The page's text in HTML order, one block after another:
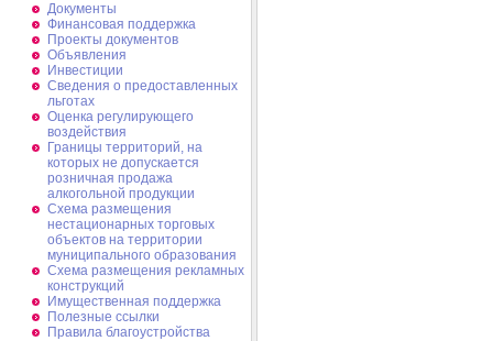
Документы
Финансовая поддержка
Проекты документов
Объявления
Инвестиции
Сведения о предоставленных
льготах
Оценка регулирующего
воздействия
Границы территорий, на
которых не допускается
розничная продажа
алкогольной продукции
Схема размещения
нестационарных торговых
объектов на территории
муниципального образования
Схема размещения рекламных
конструкций
Имущественная поддержка
Полезные ссылки
Правила благоустройства